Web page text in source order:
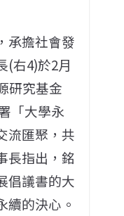
承擔社會發
(右4)於2月
研究基金
「大學永
流匯聚，共
長指出，銘
倡議書的大
續的決心。